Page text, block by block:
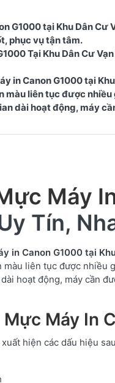
G1000 tại Khu Dân
phục vụ tận tâm.
Tại Khu Dân Cư
in Canon G1000 tại
màu liên tục được
dài hoạt động, máy
Máy
Tín,
in Canon G1000 tại
màu liên tục được
hoạt động, máy cần
Mực Máy In
hiện các dấu hiệu